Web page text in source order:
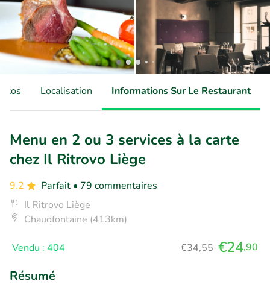
Localisation Informations Sur Le Restaurant
Menu en 2 ou 3 services à la carte
chez Il Ritrovo Liège
9.2 Parfait • 79 commentaires
Il Ritrovo Liège
Chaudfontaine (413km)
Vendu : 404 €34,55 €24,90
Résumé